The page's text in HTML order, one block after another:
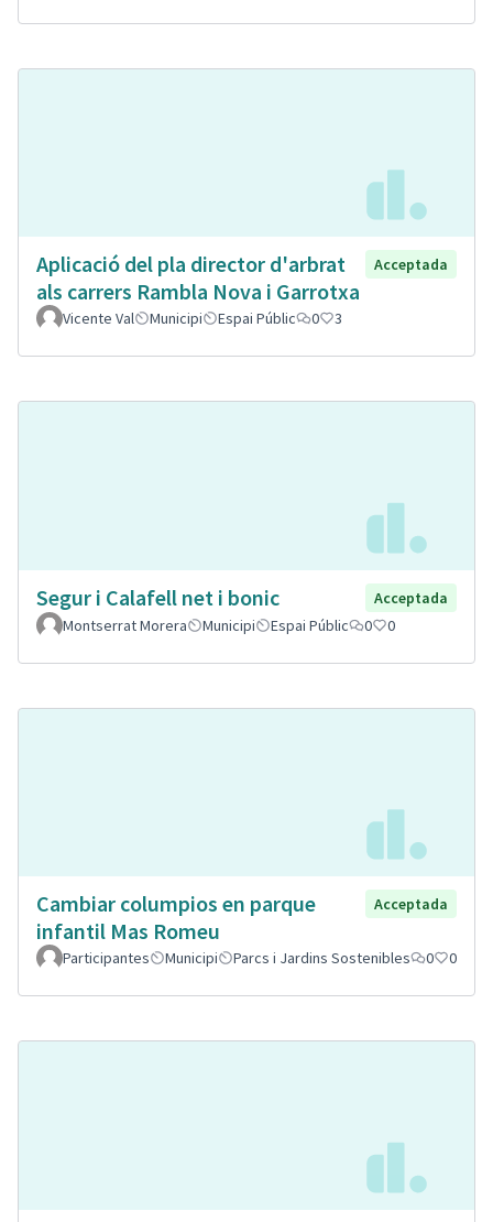
Aplicació del pla director d'arbrat
als carrers Rambla Nova i Garrotxa
Acceptada
Vicente Val Municipi Espai Públic 0 3
Segur i Calafell net i bonic
Acceptada
Montserrat Morera
Municipi Espai Públic 0 0
Cambiar columpios en parque
infantil Mas Romeu
Acceptada
Participantes Municipi Parcs i Jardins Sostenibles 0 0